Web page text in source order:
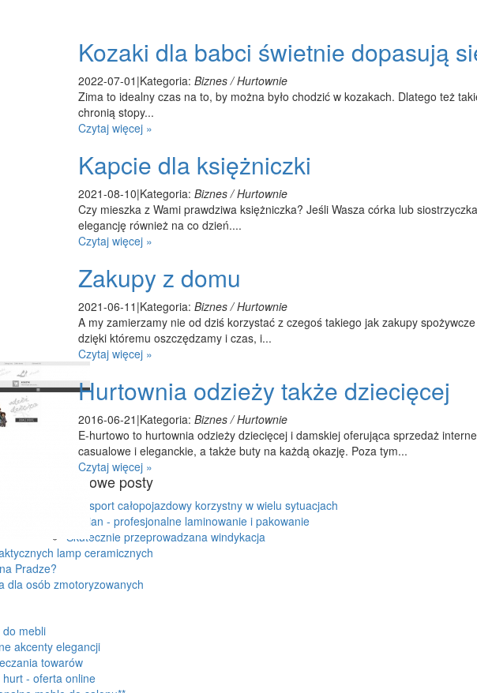
Kozaki dla babci świetnie dopasują
2022-07-01 |Kategoria: Biznes / Hurtownie
Zima to idealny czas na to, by można było chodzić w kozakach. Dlatego też
chronią stopy...
Czytaj więcej »
Kapcie dla księżniczki
2021-08-10|Kategoria: Biznes / Hurtownie
Czy mieszka z Wami prawdziwa księżniczka? Jeśli Wasza córka lub
elegancję również na co dzień....
Czytaj więcej »
Zakupy z domu
2021-06-11 |Kategoria: Biznes / Hurtownie
A my zamierzamy nie od dziś korzystać z czegoś takiego jak zakupy
dzięki któremu oszczędzamy i czas, i...
Czytaj więcej »
Hurtownia odzieży także dziecięcej
2016-06-21 |Kategoria: Biznes / Hurtownie
E-hurtowo to hurtownia odzieży dziecięcej i damskiej oferująca sprzedaż
casualowe i eleganckie, a także buty na każdą okazję. Poza tym...
Czytaj więcej »
Losowe posty
Transport całopojazdowy korzystny w wielu sytuacjach
Median - profesjonalne laminowanie i pakowanie
Skutecznie przeprowadzana windykacja
lamp ceramicznych
Pradze?
dla osób zmotoryzowanych
do mebli
akcenty elegancji
towarów
- oferta online